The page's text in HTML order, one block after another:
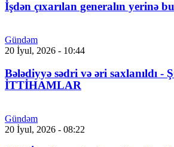
İşdən çıxarılan generalın yerinə
Gündəm
20 İyul, 2026 - 10:44
Bələdiyyə sədri və əri saxlanıldı -
İTTİHAMLAR
Gündəm
20 İyul, 2026 - 08:22